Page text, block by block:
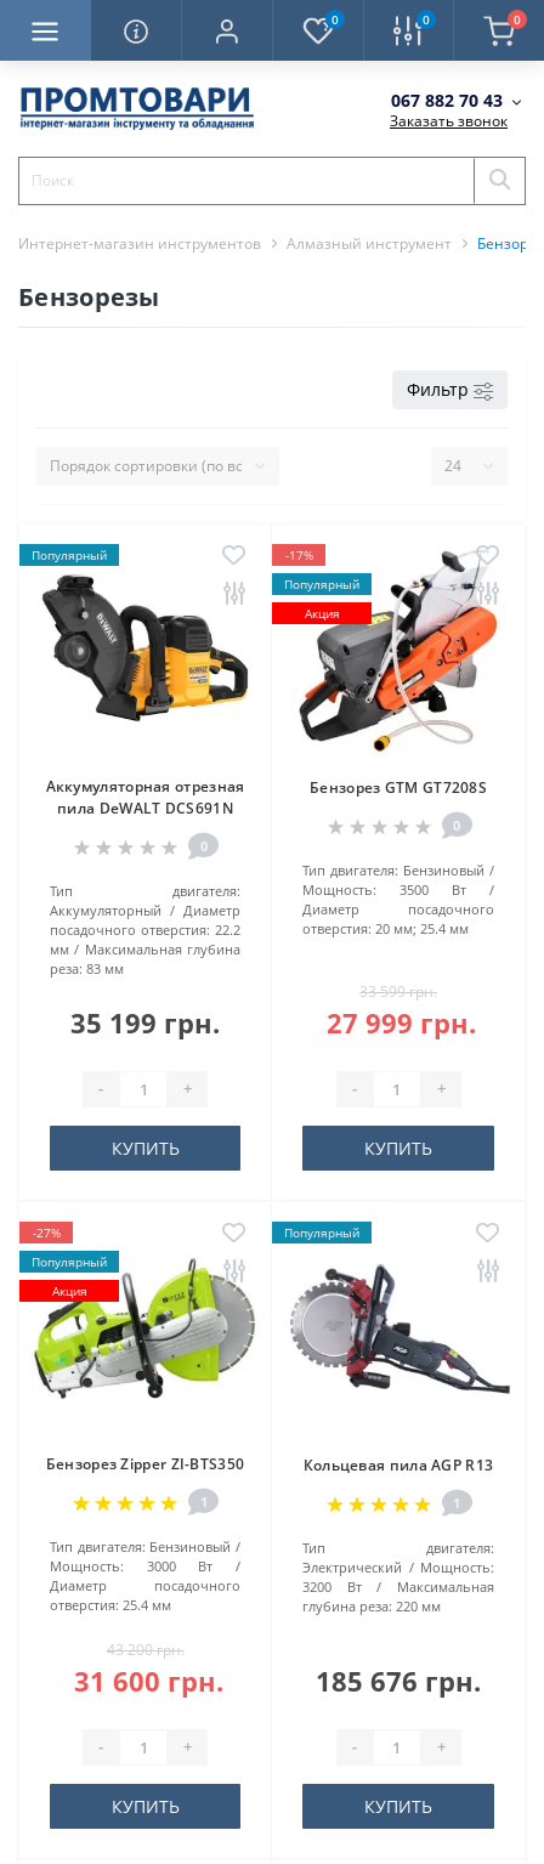
0 0 0
067 882 70 43
Заказать звонок
Интернет-магазин инструментов Алмазный инструмент
Бензорезы
Фильтр
Популярный
Аккумуляторная отрезная
пила DeWALT DCS691N
0
Тип двигателя:
Аккумуляторный
Диаметр
посадочного отверстия: 22.2
мм
Максимальная глубина
реза: 83 мм
35 199 грн.
- +
КУПИТЬ
-17%
Популярный
Акция
Бензорез GTM GT7208S
0
Тип двигателя: Бензиновый
Мощность:
3500 Вт
Диаметр посадочного
отверстия: 20 мм; 25.4 мм
33 599 грн.
27 999 грн.
- +
КУПИТЬ
-27%
Популярный
Акция
Бензорез Zipper ZI-BTS350
1
Тип двигателя: Бензиновый
Мощность:
3000 Вт
Диаметр посадочного
отверстия: 25.4 мм
43 200 грн.
31 600 грн.
- +
КУПИТЬ
Популярный
Кольцевая пила AGP R13
1
Тип двигателя:
Электрический
Мощность:
3200 Вт
Максимальная
глубина реза: 220 мм
185 676 грн.
- +
КУПИТЬ